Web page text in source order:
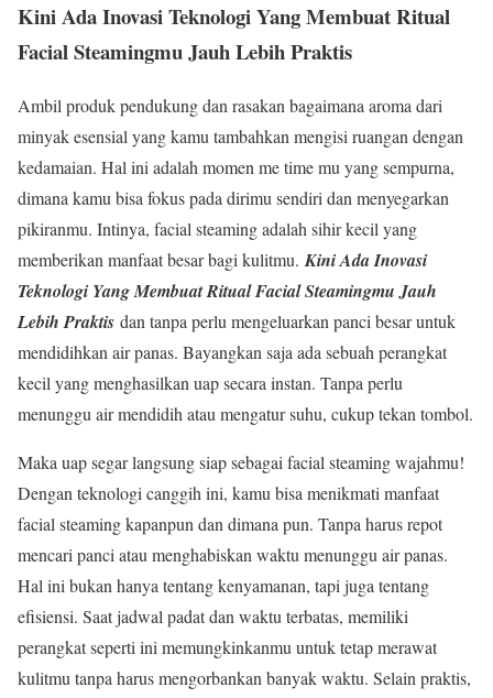
Kini Ada Inovasi Teknologi Yang Membuat Ritual
Facial Steamingmu Jauh Lebih Praktis
Ambil produk pendukung dan rasakan bagaimana aroma dari
minyak esensial yang kamu tambahkan mengisi ruangan dengan
kedamaian. Hal ini adalah momen me time mu yang sempurna,
dimana kamu bisa fokus pada dirimu sendiri dan menyegarkan
pikiranmu. Intinya, facial steaming adalah sihir kecil yang
memberikan manfaat besar bagi kulitmu. Kini Ada Inovasi
Teknologi Yang Membuat Ritual Facial Steamingmu Jauh
Lebih Praktis dan tanpa perlu mengeluarkan panci besar untuk
mendidihkan air panas. Bayangkan saja ada sebuah perangkat
kecil yang menghasilkan uap secara instan. Tanpa perlu
menunggu air mendidih atau mengatur suhu, cukup tekan tombol.
Maka uap segar langsung siap sebagai facial steaming wajahmu!
Dengan teknologi canggih ini, kamu bisa menikmati manfaat
facial steaming kapanpun dan dimana pun. Tanpa harus repot
mencari panci atau menghabiskan waktu menunggu air panas.
Hal ini bukan hanya tentang kenyamanan, tapi juga tentang
efisiensi. Saat jadwal padat dan waktu terbatas, memiliki
perangkat seperti ini memungkinkanmu untuk tetap merawat
kulitmu tanpa harus mengorbankan banyak waktu. Selain praktis,